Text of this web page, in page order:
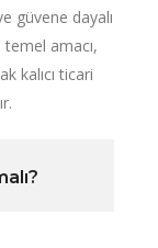
güvene dayalı
temel amacı,
kalıcı ticari